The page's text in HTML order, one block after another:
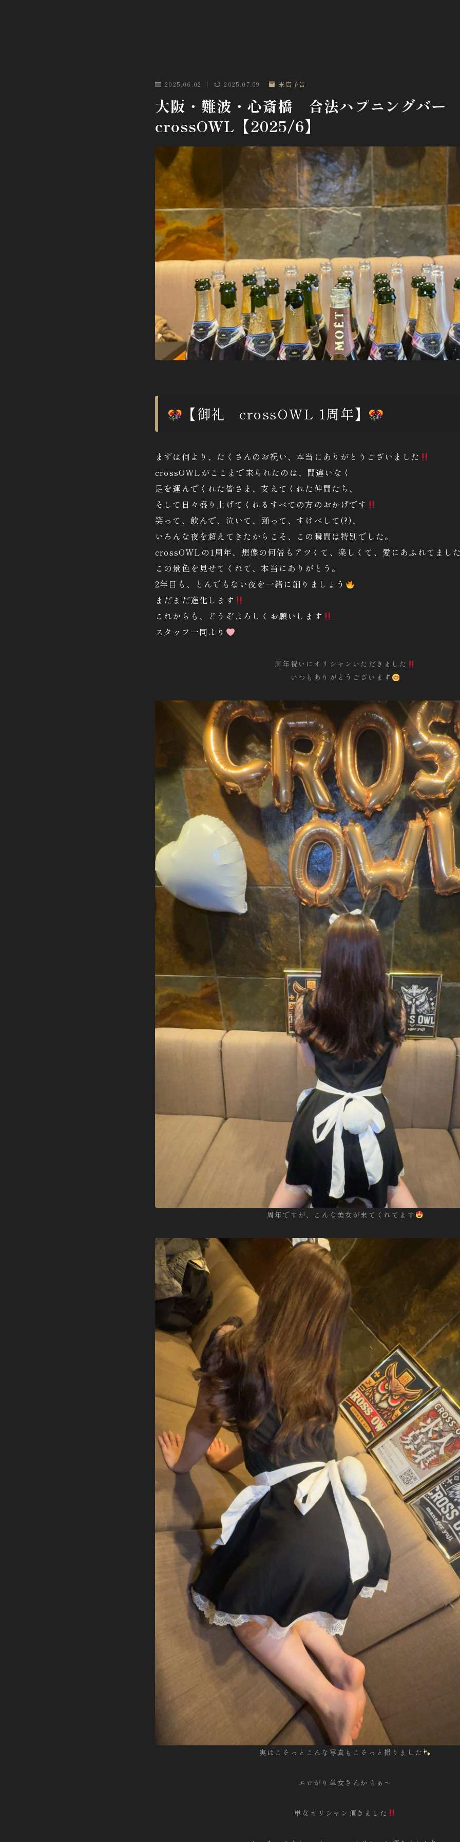
2025.06.02 2025.07.09 来店予告
大阪・難波・心斎橋 合法ハプニングバー
crossOWL【2025/6】
【御礼 crossOWL 1周年】
まずは何より、たくさんのお祝い、本当にありがとうございました
crossOWLがここまで来られたのは、間違いなく
足を運んでくれた皆さま、支えてくれた仲間たち、
そして日々盛り上げてくれるすべての方のおかげです
笑って、飲んで、泣いて、踊って、すけべして(?)、
いろんな夜を超えてきたからこそ、この瞬間は特別でした。
crossOWLの1周年、想像の何倍もアツくて、楽しくて、愛にあふれてまし
この景色を見せてくれて、本当にありがとう。
2年目も、とんでもない夜を一緒に創りましょう
まだまだ進化します
これからも、どうぞよろしくお願いします
スタッフ一同より
周年祝いにオリシャンいただきました
いつもありがとうございます
周年ですが、こんな美女が来てくれてます
実はこそっとこんな写真もこそっと撮りました
エロがり単女さんからぁ〜
単女オリシャン頂きました